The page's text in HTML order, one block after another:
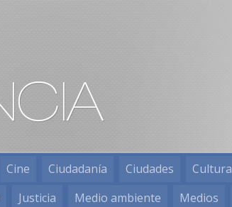
Cine Ciudadanía Ciudades Cultura
Justicia Medio ambiente Medios